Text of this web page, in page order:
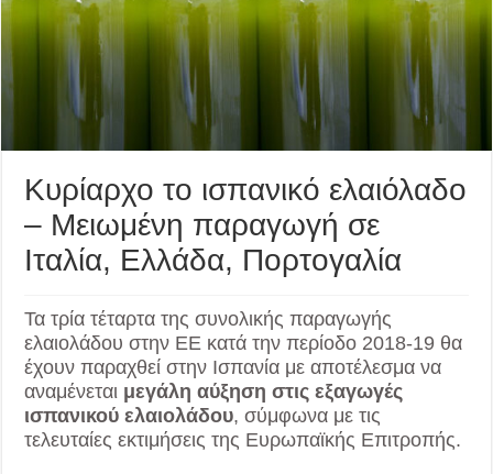
Κυρίαρχο το ισπανικό ελαιόλαδο
– Μειωμένη παραγωγή σε
Ιταλία, Ελλάδα, Πορτογαλία
Τα τρία τέταρτα της συνολικής παραγωγής
ελαιολάδου στην ΕΕ κατά την περίοδο 2018-19 θα
έχουν παραχθεί στην Ισπανία με αποτέλεσμα να
αναμένεται μεγάλη αύξηση στις εξαγωγές
ισπανικού ελαιολάδου, σύμφωνα με τις
τελευταίες εκτιμήσεις της Ευρωπαϊκής Επιτροπής.